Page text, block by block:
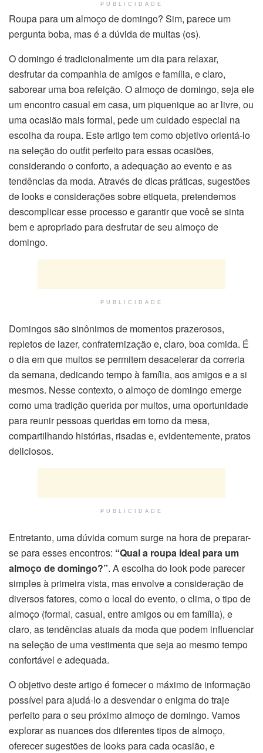
PUBLICIDADE
Roupa para um almoço de domingo? Sim, parece um
pergunta boba, mas é a dúvida de muitas (os).
O domingo é tradicionalmente um dia para relaxar,
desfrutar da companhia de amigos e família, e claro,
saborear uma boa refeição. O almoço de domingo, seja ele
um encontro casual em casa, um piquenique ao ar livre, ou
uma ocasião mais formal, pede um cuidado especial na
escolha da roupa. Este artigo tem como objetivo orientá-lo
na seleção do outfit perfeito para essas ocasiões,
considerando o conforto, a adequação ao evento e as
tendências da moda. Através de dicas práticas, sugestões
de looks e considerações sobre etiqueta, pretendemos
descomplicar esse processo e garantir que você se sinta
bem e apropriado para desfrutar de seu almoço de
domingo.
PUBLICIDADE
Domingos são sinônimos de momentos prazerosos,
repletos de lazer, confraternização e, claro, boa comida. É
o dia em que muitos se permitem desacelerar da correria
da semana, dedicando tempo à família, aos amigos e a si
mesmos. Nesse contexto, o almoço de domingo emerge
como uma tradição querida por muitos, uma oportunidade
para reunir pessoas queridas em torno da mesa,
compartilhando histórias, risadas e, evidentemente, pratos
deliciosos.
PUBLICIDADE
Entretanto, uma dúvida comum surge na hora de preparar-
se para esses encontros: “Qual a roupa ideal para um
almoço de domingo?”. A escolha do look pode parecer
simples à primeira vista, mas envolve a consideração de
diversos fatores, como o local do evento, o clima, o tipo de
almoço (formal, casual, entre amigos ou em família), e
claro, as tendências atuais da moda que podem influenciar
na seleção de uma vestimenta que seja ao mesmo tempo
confortável e adequada.
O objetivo deste artigo é fornecer o máximo de informação
possível para ajudá-lo a desvendar o enigma do traje
perfeito para o seu próximo almoço de domingo. Vamos
explorar as nuances dos diferentes tipos de almoço,
oferecer sugestões de looks para cada ocasião, e